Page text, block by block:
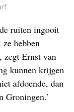
ruiten ingooit
hebben
zegt Ernst van
kunnen krijgen
afdoende, dan
Groningen.’